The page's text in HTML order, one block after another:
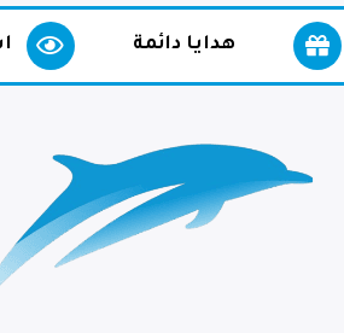
هدايا دائمة